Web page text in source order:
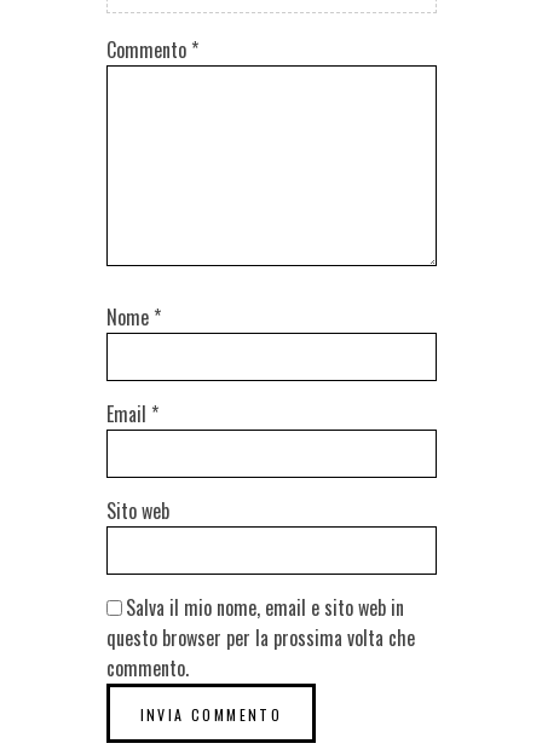
Commento *
Nome *
Email *
Sito web
Salva il mio nome, email e sito web in
questo browser per la prossima volta che
commento.